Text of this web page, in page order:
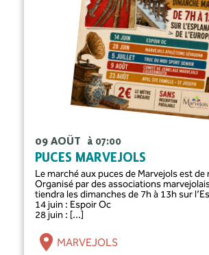
09 AOÛT à 07:00
PUCES MARVEJOLS
Le marché aux puces de Marvejols est de
Organisé par des associations
tiendra les dimanches de 7h à 13h sur
14 juin : Espoir Oc
28 juin : [...]
MARVEJOLS